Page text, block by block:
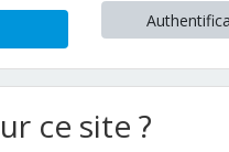
ce site ?